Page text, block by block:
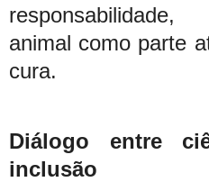
animal como parte
cura.
Diálogo entre
inclusão